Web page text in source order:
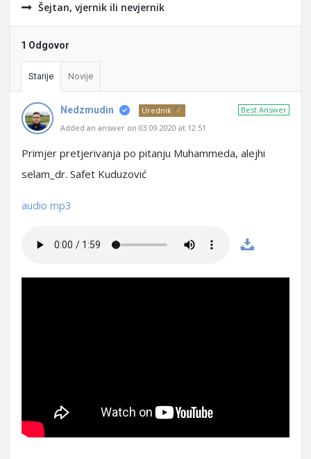
Šejtan, vjernik ili nevjernik
1 Odgovor
Starije Novije
Best Answer
Nedzmudin
Urednik
Added an answer on 03.09.2020 at 12:51
Primjer pretjerivanja po pitanju Muhammeda, alejhi
selam_dr. Safet Kuduzović
audio mp3